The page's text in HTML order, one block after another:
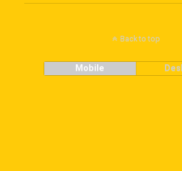
Back to top
Mobile